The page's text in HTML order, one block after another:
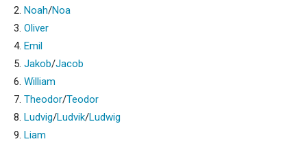
2. Noah/Noa
3. Oliver
4. Emil
5. Jakob/Jacob
6. William
7. Theodor/Teodor
8. Ludvig/Ludvik/Ludwig
9. Liam